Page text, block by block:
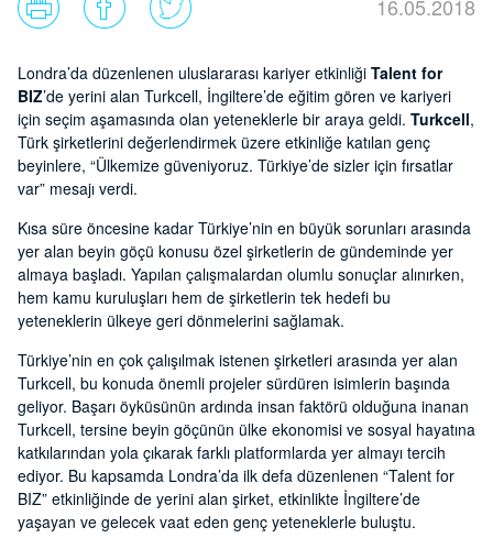
16.05.2018
Londra’da düzenlenen uluslararası kariyer etkinliği Talent for
BIZ’de yerini alan Turkcell, İngiltere’de eğitim gören ve kariyeri
için seçim aşamasında olan yeteneklerle bir araya geldi. Turkcell,
Türk şirketlerini değerlendirmek üzere etkinliğe katılan genç
beyinlere, “Ülkemize güveniyoruz. Türkiye’de sizler için fırsatlar
var” mesajı verdi.
Kısa süre öncesine kadar Türkiye’nin en büyük sorunları arasında
yer alan beyin göçü konusu özel şirketlerin de gündeminde yer
almaya başladı. Yapılan çalışmalardan olumlu sonuçlar alınırken,
hem kamu kuruluşları hem de şirketlerin tek hedefi bu
yeteneklerin ülkeye geri dönmelerini sağlamak.
Türkiye’nin en çok çalışılmak istenen şirketleri arasında yer alan
Turkcell, bu konuda önemli projeler sürdüren isimlerin başında
geliyor. Başarı öyküsünün ardında insan faktörü olduğuna inanan
Turkcell, tersine beyin göçünün ülke ekonomisi ve sosyal hayatına
katkılarından yola çıkarak farklı platformlarda yer almayı tercih
ediyor. Bu kapsamda Londra’da ilk defa düzenlenen “Talent for
BIZ” etkinliğinde de yerini alan şirket, etkinlikte İngiltere’de
yaşayan ve gelecek vaat eden genç yeteneklerle buluştu.